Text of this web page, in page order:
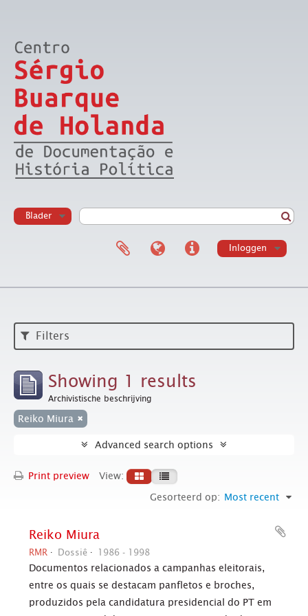
Blader
Inloggen
Filters
Showing 1 results
Archivistische beschrijving
Reiko Miura
Advanced search options
Print preview
View:
Gesorteerd op: Most recent
Reiko Miura
RMR Dossiê 1986 - 1998
Documentos relacionados a campanhas eleitorais,
entre os quais se destacam panfletos e broches,
produzidos pela candidatura presidencial do PT em